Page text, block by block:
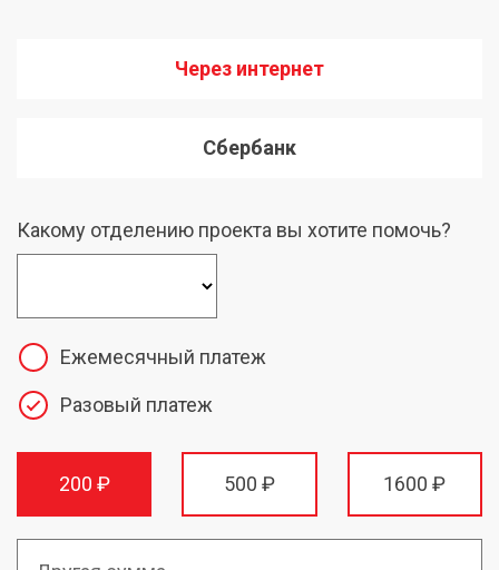
Через интернет
Какому отделению проекта вы хотите помочь?
Ежемесячный платеж
Разовый платеж
200 ₽ 500 ₽ 1600 ₽
Сбербанк